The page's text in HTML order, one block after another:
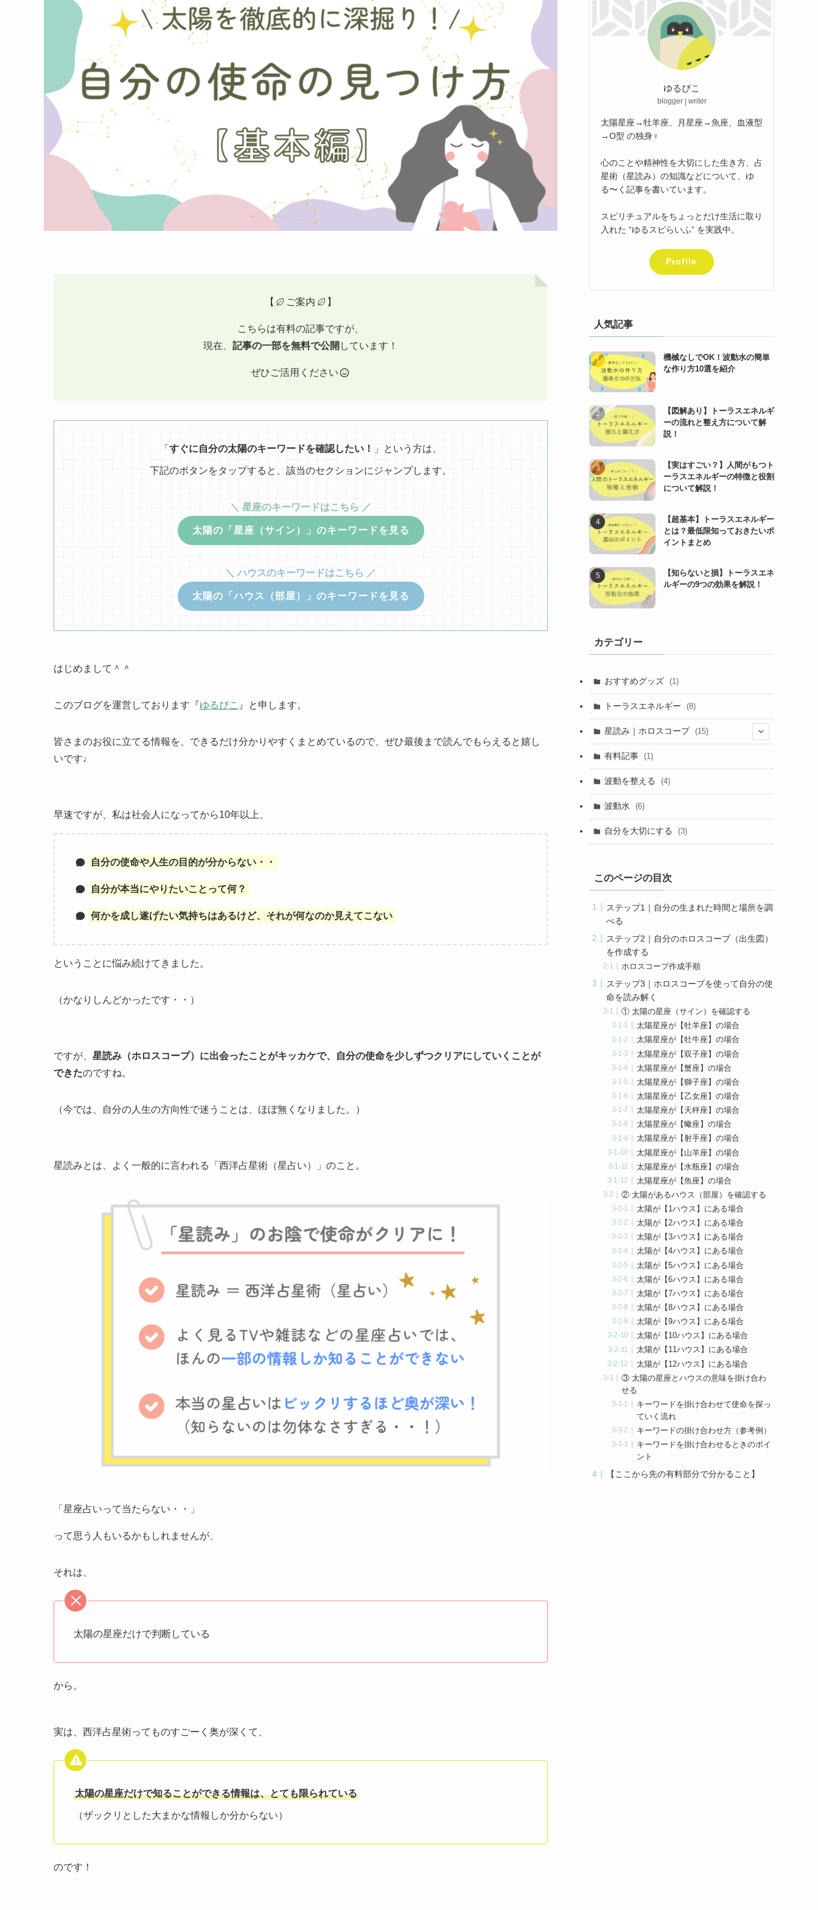
【 ご案内 】
こちらは有料の記事ですが、
現在、 記事の一部を無料で公開 しています！
ぜひご活用ください
「 すぐに自分の太陽のキーワードを確認したい！ 」という方は、
下記のボタンをタップすると、該当のセクションにジャンプします。
＼ 星座のキーワードはこちら ／
太陽の「星座（サイン）」のキーワードを見る
＼ ハウスのキーワードはこちら ／
太陽の「ハウス（部屋）」のキーワードを見る
はじめまして＾＾
このブログを運営しております『ゆるぴこ 』と申します。
皆さまのお役に立てる情報を、できるだけ分かりやすくまとめているので、ぜひ最後まで読んでもらえると嬉し
いです♩
早速ですが、私は社会人になってから10年以上、
自分の使命や人生の目的が分からない・・
自分が本当にやりたいことって何？
何かを成し遂げたい気持ちはあるけど、それが何なのか見えてこない
ということに悩み続けてきました。
（かなりしんどかったです・・）
ですが、 星読み（ホロスコープ）に出会ったことがキッカケで、自分の使命を少しずつクリアにしていくことが
できたのですね。
（今では、自分の人生の方向性で迷うことは、ほぼ無くなりました。）
星読みとは、よく一般的に言われる「西洋占星術（星占い）」のこと。
「星座占いって当たらない・・」
って思う人もいるかもしれませんが、
それは、
太陽の星座だけで判断している
から。
実は、西洋占星術ってものすごーく奥が深くて、
太陽の星座だけで知ることができる情報は、とても限られている
（ザックリとした大まかな情報しか分からない）
のです！
ゆるぴこ
blogger | writer
太陽星座→牡羊座、月星座→魚座、血液型
→O型 の独身♀
心のことや精神性を大切にした生き方、占
星術（星読み）の知識などについて、ゆ
る〜く記事を書いています。
スピリチュアルをちょっとだけ生活に取り
入れた “ゆるスピらいふ” を実践中。
Profile
人気記事
機械なしでOK！波動水の簡単
な作り方10選を紹介
【図解あり】トーラスエネルギ
ーの流れと整え方について解
説！
【実はすごい？】人間がもつト
ーラスエネルギーの特徴と役割
について解説！
【超基本】トーラスエネルギー
とは？最低限知っておきたいポ
イントまとめ
【知らないと損】トーラスエネ
ルギーの9つの効果を解説！
カテゴリー
おすすめグッズ (1)
トーラスエネルギー (8)
星読み｜ホロスコープ (15)
有料記事 (1)
波動を整える (4)
波動水 (6)
自分を大切にする (3)
このページの目次
ステップ1｜自分の生まれた時間と場所を調
べる
ステップ2｜自分のホロスコープ（出生図）
を作成する
ホロスコープ作成手順
ステップ3｜ホロスコープを使って自分の使
命を読み解く
① 太陽の星座（サイン）を確認する
太陽星座が【牡羊座】の場合
太陽星座が【牡牛座】の場合
太陽星座が【双子座】の場合
太陽星座が【蟹座】の場合
太陽星座が【獅子座】の場合
太陽星座が【乙女座】の場合
太陽星座が【天秤座】の場合
太陽星座が【蠍座】の場合
太陽星座が【射手座】の場合
太陽星座が【山羊座】の場合
太陽星座が【水瓶座】の場合
太陽星座が【魚座】の場合
② 太陽があるハウス（部屋）を確認する
太陽が【1ハウス】にある場合
太陽が【2ハウス】にある場合
太陽が【3ハウス】にある場合
太陽が【4ハウス】にある場合
太陽が【5ハウス】にある場合
太陽が【6ハウス】にある場合
太陽が【7ハウス】にある場合
太陽が【8ハウス】にある場合
太陽が【9ハウス】にある場合
太陽が【10ハウス】にある場合
太陽が【11ハウス】にある場合
太陽が【12ハウス】にある場合
③ 太陽の星座とハウスの意味を掛け合わ
せる
キーワードを掛け合わせて使命を探っ
ていく流れ
キーワードの掛け合わせ方（参考例）
キーワードを掛け合わせるときのポイ
ント
【ここから先の有料部分で分かること】